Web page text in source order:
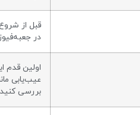
قبل از
در
اولین قدم
عیب‌یابی
بررسی